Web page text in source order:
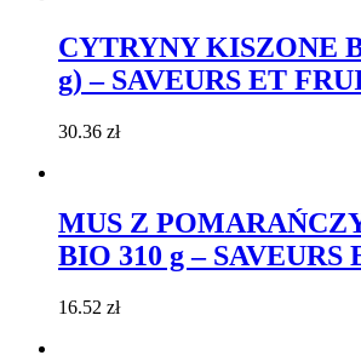
CYTRYNY KISZONE
g) – SAVEURS ET
30.36 zł
MUS Z
BIO 310 g – SAVEURS
16.52 zł